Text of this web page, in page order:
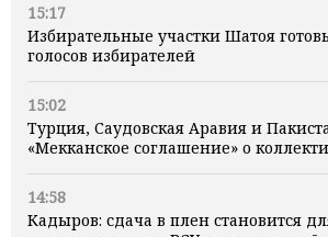
15:17
Избирательные участки Шатоя
голосов избирателей
15:02
Турция, Саудовская Аравия и
«Мекканское соглашение» о
14:58
Кадыров: сдача в плен становится